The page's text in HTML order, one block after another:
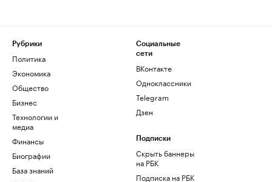
Рубрики
Политика
Экономика
Общество
Бизнес
Технологии и
медиа
Финансы
Биографии
База знаний
Социальные
сети
ВКонтакте
Одноклассники
Telegram
Дзен
Подписки
Скрыть баннеры
на РБК
Подписка на РБК